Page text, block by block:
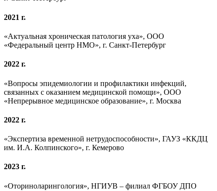
2021 г.
«Aктуальная хроническая патология уха», ООО
«Федеральный центр НМО», г. Санкт-Петербург
2022 г.
«Вопросы эпидемиологии и профилактики инфекций,
связанных с оказанием медицинской помощи», ООО
«Непрерывное медицинское образование», г. Москва
2022 г.
«Экспертиза временной нетрудоспособности», ГАУЗ «ККДЦ
им. И.А. Колпинского», г. Кемерово
2023 г.
«Оториноларингология», НГИУВ – филиал ФГБОУ ДПО